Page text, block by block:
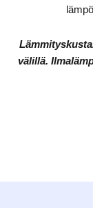
välillä.